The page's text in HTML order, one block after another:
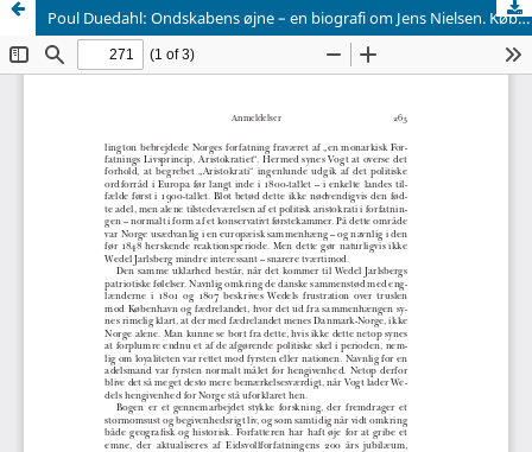
Poul Duedahl: Ondskabens øjne – en biografi om Jens Nielsen. København, 2016.